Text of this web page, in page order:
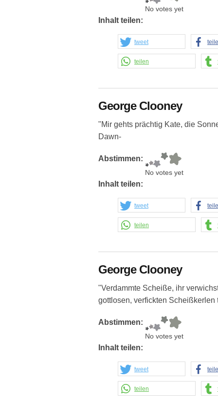
No votes yet
Inhalt teilen:
tweet
teilen
George Clooney
"Mir gehts prächtig Kate, die
Dawn-
Abstimmen:
No votes yet
Inhalt teilen:
tweet
teilen
George Clooney
"Verdammte Scheiße, ihr
gottlosen, verfickten
Abstimmen:
No votes yet
Inhalt teilen:
tweet
teilen